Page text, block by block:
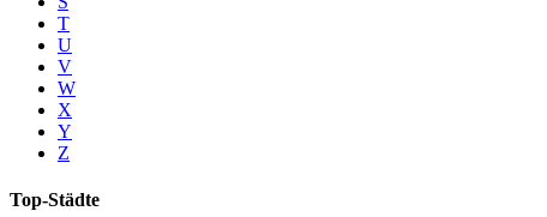
T
U
V
W
X
Y
Z
Top-Städte